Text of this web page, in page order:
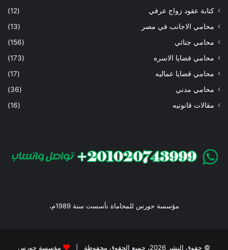
كتابة عقود زواج عرفي
(12)
محامي الاجانب في مصر
(13)
محامي جنائي
(156)
محامي قضايا الاسره
(173)
محامي قضايا عماليه
(17)
محامي مدني
(36)
مقالات قانونيه
(16)
مؤسسة حورس للمحاماة تأسست سنة 1989م،
© حقوق النشر 2026، جميع الحقوق محفوظة | مؤسسة حورس